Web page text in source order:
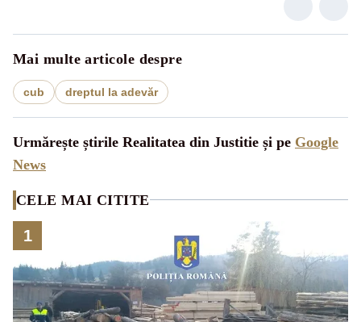
Mai multe articole despre
cub dreptul la adevăr
Urmărește știrile Realitatea din Justitie și pe Google
News
CELE MAI CITITE
1